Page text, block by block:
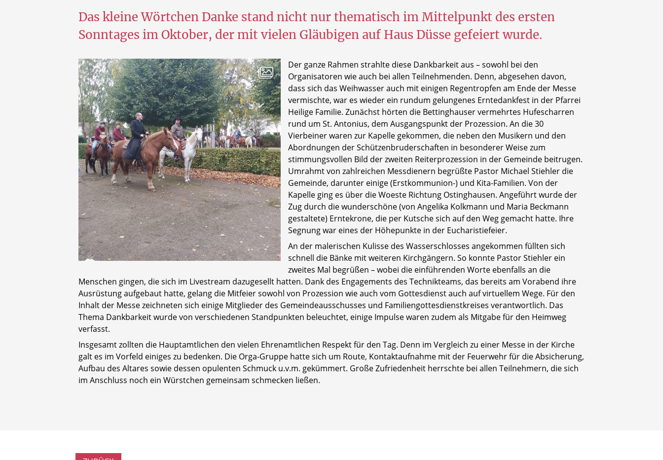
Das kleine Wörtchen Danke stand nicht nur thematisch im Mittelpunkt des ersten
Sonntages im Oktober, der mit vielen Gläubigen auf Haus Düsse gefeiert wurde.
Der ganze Rahmen strahlte diese Dankbarkeit aus – sowohl bei den
Organisatoren wie auch bei allen Teilnehmenden. Denn, abgesehen davon,
dass sich das Weihwasser auch mit einigen Regentropfen am Ende der Messe
vermischte, war es wieder ein rundum gelungenes Erntedankfest in der Pfarrei
Heilige Familie. Zunächst hörten die Bettinghauser vermehrtes Hufescharren
rund um St. Antonius, dem Ausgangspunkt der Prozession. An die 30
Vierbeiner waren zur Kapelle gekommen, die neben den Musikern und den
Abordnungen der Schützenbruderschaften in besonderer Weise zum
stimmungsvollen Bild der zweiten Reiterprozession in der Gemeinde beitrugen.
Umrahmt von zahlreichen Messdienern begrüßte Pastor Michael Stiehler die
Gemeinde, darunter einige (Erstkommunion-) und Kita-Familien. Von der
Kapelle ging es über die Woeste Richtung Ostinghausen. Angeführt wurde der
Zug durch die wunderschöne (von Angelika Kolkmann und Maria Beckmann
gestaltete) Erntekrone, die per Kutsche sich auf den Weg gemacht hatte. Ihre
Segnung war eines der Höhepunkte in der Eucharistiefeier.
An der malerischen Kulisse des Wasserschlosses angekommen füllten sich
schnell die Bänke mit weiteren Kirchgängern. So konnte Pastor Stiehler ein
zweites Mal begrüßen – wobei die einführenden Worte ebenfalls an die
Menschen gingen, die sich im Livestream dazugesellt hatten. Dank des Engagements des Technikteams, das bereits am Vorabend ihre
Ausrüstung aufgebaut hatte, gelang die Mitfeier sowohl von Prozession wie auch vom Gottesdienst auch auf virtuellem Wege. Für den
Inhalt der Messe zeichneten sich einige Mitglieder des Gemeindeausschusses und Familiengottesdienstkreises verantwortlich. Das
Thema Dankbarkeit wurde von verschiedenen Standpunkten beleuchtet, einige Impulse waren zudem als Mitgabe für den Heimweg
verfasst.
Insgesamt zollten die Hauptamtlichen den vielen Ehrenamtlichen Respekt für den Tag. Denn im Vergleich zu einer Messe in der Kirche
galt es im Vorfeld einiges zu bedenken. Die Orga-Gruppe hatte sich um Route, Kontaktaufnahme mit der Feuerwehr für die Absicherung,
Aufbau des Altares sowie dessen opulenten Schmuck u.v.m. gekümmert. Große Zufriedenheit herrschte bei allen Teilnehmern, die sich
im Anschluss noch ein Würstchen gemeinsam schmecken ließen.